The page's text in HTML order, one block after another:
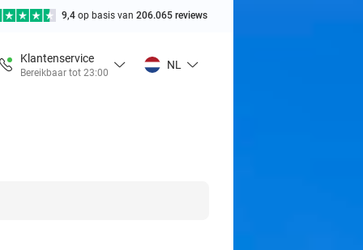
9,4 op basis van 206.065 reviews
Klantenservice
Bereikbaar tot 23:00
NL